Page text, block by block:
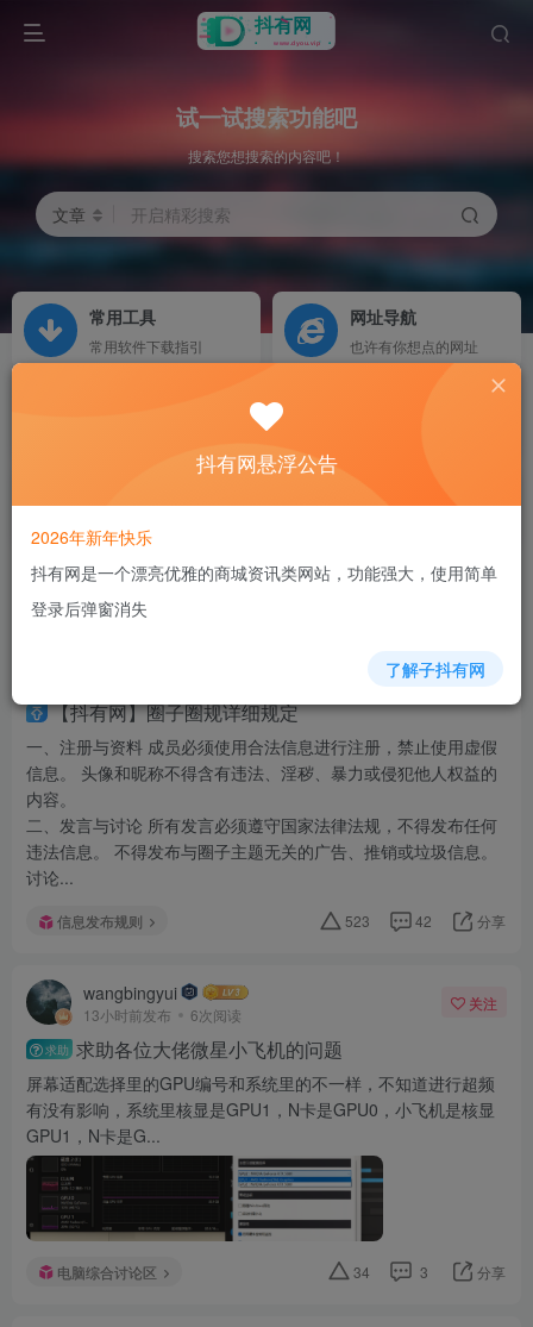
试一试搜索功能吧
搜索您想搜索的内容吧！
文章 开启精彩搜索
常用工具
常用软件下载指引
网址导航
也许有你想点的网址
关注 赞赏
【抖有网】圈子圈规详细规定
一、注册与资料 成员必须使用合法信息进行注册，禁止使用虚假
信息。 头像和昵称不得含有违法、淫秽、暴力或侵犯他人权益的
内容。
二、发言与讨论 所有发言必须遵守国家法律法规，不得发布任何
违法信息。 不得发布与圈子主题无关的广告、推销或垃圾信息。
讨论...
信息发布规则 523 42 分享
wangbingyui
13小时前发布 6次阅读
关注
求助 求助各位大佬微星小飞机的问题
屏幕适配选择里的GPU编号和系统里的不一样，不知道进行超频
有没有影响，系统里核显是GPU1，N卡是GPU0，小飞机是核显
GPU1，N卡是G...
电脑综合讨论区 34 3 分享
抖有网悬浮公告
2026年新年快乐
抖有网是一个漂亮优雅的商城资讯类网站，功能强大，使用简单
登录后弹窗消失
了解子抖有网